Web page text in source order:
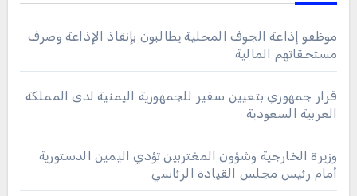
موظفو إذاعة الجوف المحلية يطالبون بإنقاذ الإذاعة وصرف
مستحقاتهم المالية
قرار جمهوري بتعيين سفير للجمهورية اليمنية لدى المملكة
العربية السعودية
وزيرة الخارجية وشؤون المغتربين تؤدي اليمين الدستورية
أمام رئيس مجلس القيادة الرئاسي